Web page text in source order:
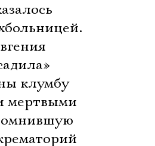
клумбу
мертвыми